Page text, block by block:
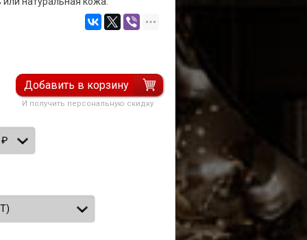
Добавить в корзину
И получить персональную скидку